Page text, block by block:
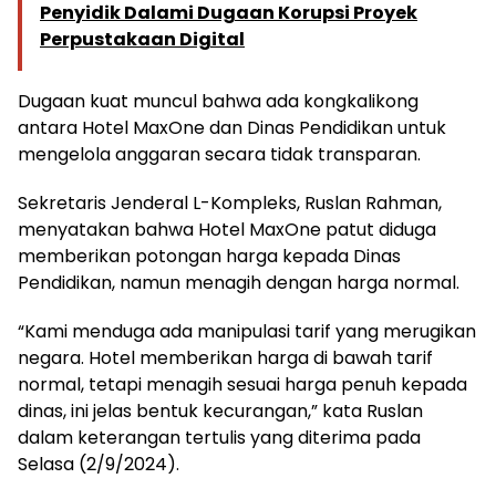
Penyidik Dalami Dugaan Korupsi Proyek
Perpustakaan Digital
Dugaan kuat muncul bahwa ada kongkalikong
antara Hotel MaxOne dan Dinas Pendidikan untuk
mengelola anggaran secara tidak transparan.
Sekretaris Jenderal L-Kompleks, Ruslan Rahman,
menyatakan bahwa Hotel MaxOne patut diduga
memberikan potongan harga kepada Dinas
Pendidikan, namun menagih dengan harga normal.
“Kami menduga ada manipulasi tarif yang merugikan
negara. Hotel memberikan harga di bawah tarif
normal, tetapi menagih sesuai harga penuh kepada
dinas, ini jelas bentuk kecurangan,” kata Ruslan
dalam keterangan tertulis yang diterima pada
Selasa (2/9/2024).